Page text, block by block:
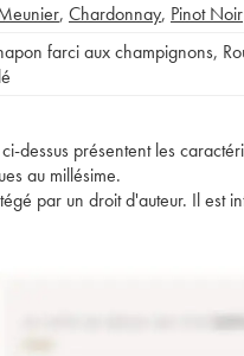
, Chardonnay, Pinot Noir
farci aux champignons,
dessus présentent les
au millésime.
par un droit d'auteur. Il est